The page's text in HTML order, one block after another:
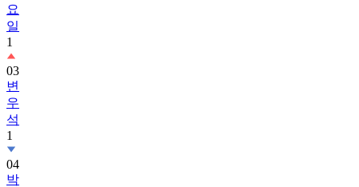
요
일
1
03
변
우
석
1
04
박